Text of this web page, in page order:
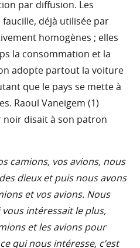
par diffusion. Les
déjà utilisée par
homogènes ; elles
la consommation et la
adopte partout la voiture
que le pays se mette à
Raoul Vaneigem (1)
noir disait à son patron
camions, vos avions, nous
dieux et puis nous avons
et vos avions. Nous
intéressait le plus,
et les avions pour
qui nous intéresse, c’est